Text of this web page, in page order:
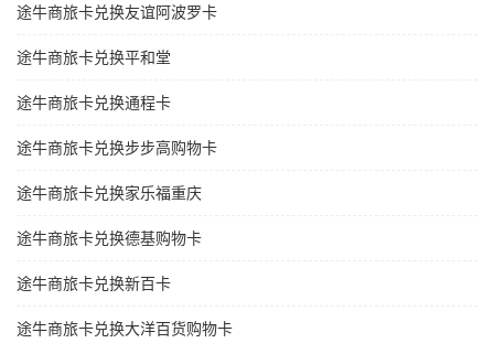
途牛商旅卡兑换友谊阿波罗卡
途牛商旅卡兑换平和堂
途牛商旅卡兑换通程卡
途牛商旅卡兑换步步高购物卡
途牛商旅卡兑换家乐福重庆
途牛商旅卡兑换德基购物卡
途牛商旅卡兑换新百卡
途牛商旅卡兑换大洋百货购物卡